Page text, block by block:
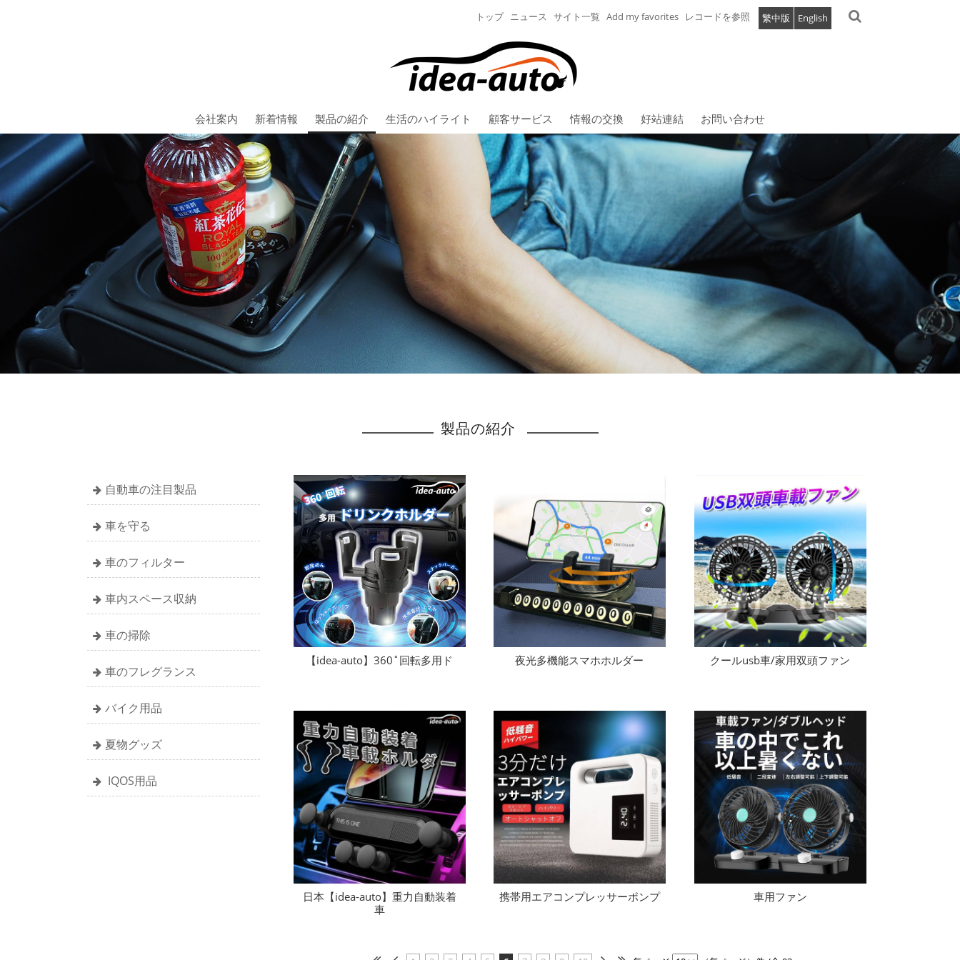
トップ ニュース サイト一覧 Add my favorites 繁中版 English
レコードを参照
会社案内 新着情報 製品の紹介 生活のハイライト 顧客サービス 情報の交換 好站連結 お問い合わせ
製品の紹介
自動車の注目製品
車を守る
車のフィルター
車内スペース収納
車の掃除
車のフレグランス
バイク用品
夏物グッズ
IQOS用品
【idea-auto】360˚回転多用ド 夜光多機能スマホホルダー クールusb車/家用双頭ファン
日本【idea-auto】重力自動装着
車
携帯用エアコンプレッサーポンプ 車用ファン